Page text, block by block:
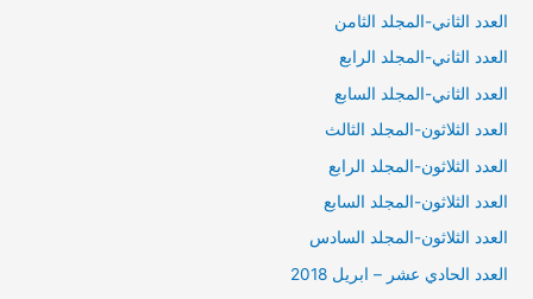
العدد الثاني-المجلد الثامن
العدد الثاني-المجلد الرابع
العدد الثاني-المجلد السابع
العدد الثلاثون-المجلد الثالث
العدد الثلاثون-المجلد الرابع
العدد الثلاثون-المجلد السابع
العدد الثلاثون-المجلد السادس
العدد الحادي عشر – ابريل 2018